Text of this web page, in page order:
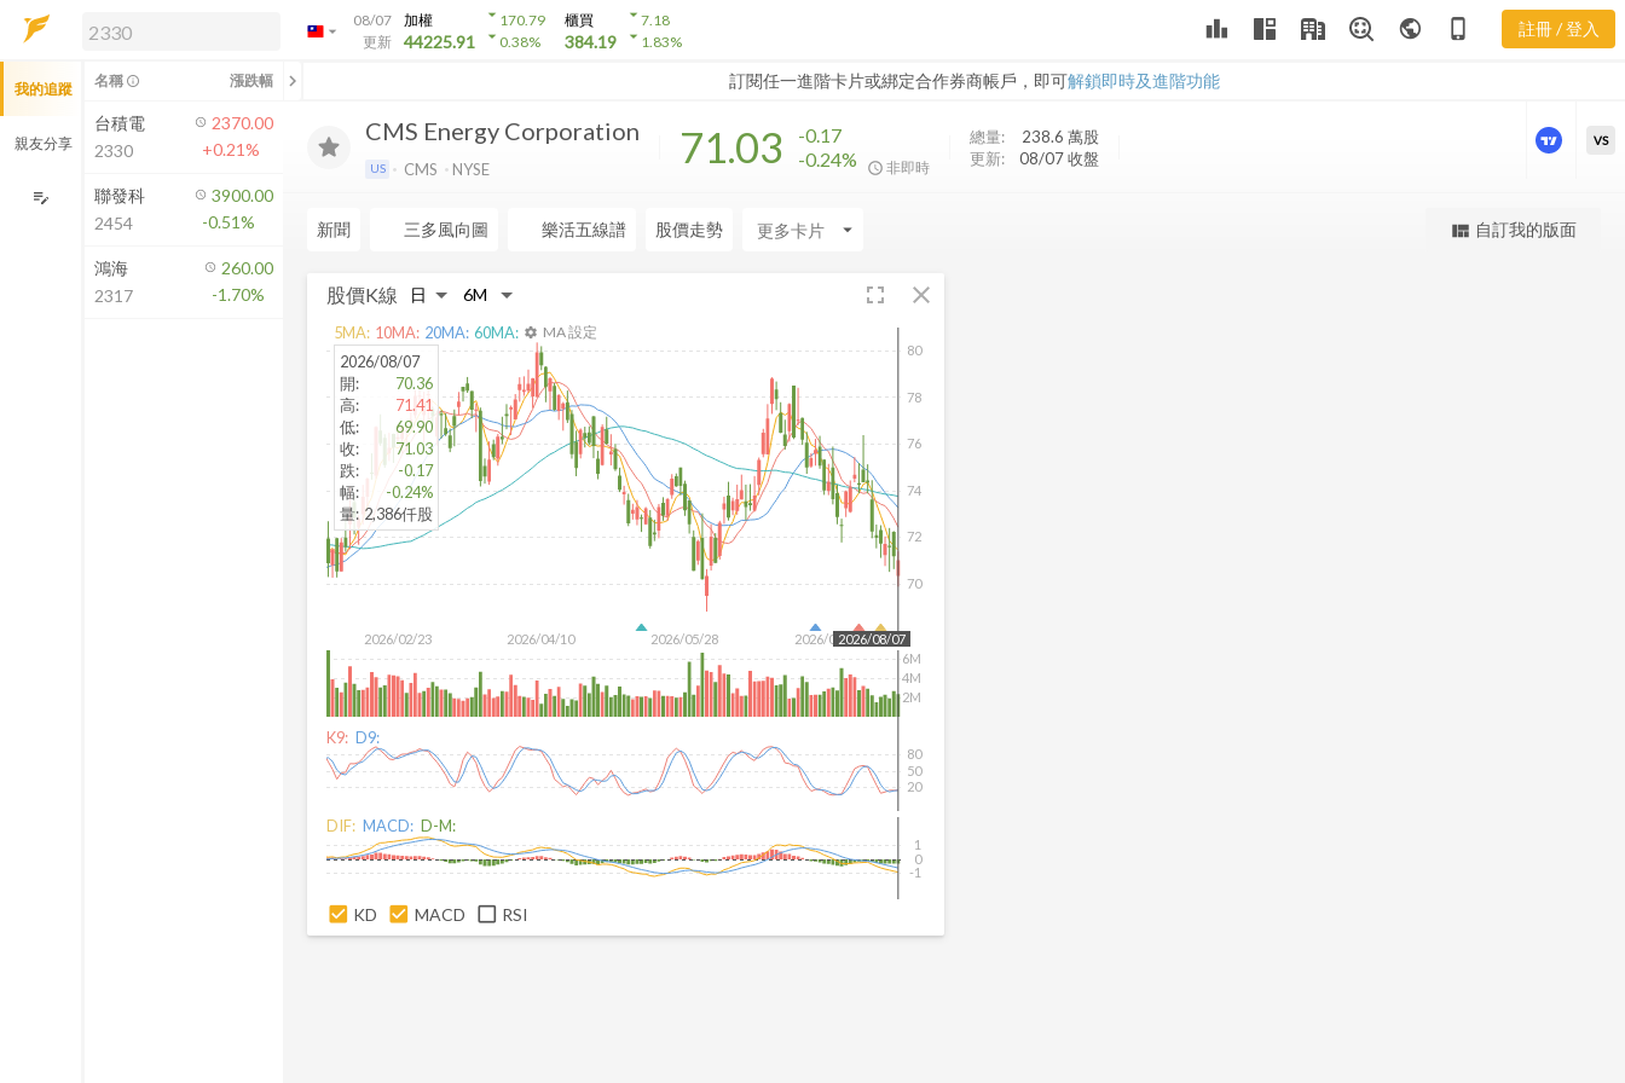
arrow_drop_down
08/07
更新
加權
44225.91
arrow_drop_down170.79
arrow_drop_down0.38%
櫃買
384.19
arrow_drop_down7.18
arrow_drop_down1.83% leaderboard public phone_iphone 註冊 / 登入
訂閱任一進階卡片或綁定合作券商帳戶，即可解鎖即時及進階功能
解鎖即時行情及進階功能
方案」，即可解鎖以下功能：
即時行情
即時市況與排行
成交金額熱力圖
前往方案訂閱
如何綁定合作券商
CMS 股價K線
CMS Energy Corporation
US CMS NYSE 71.03
-0.17
-0.24%
非即時
總量: 238.6 萬股
更新:
08/07 收盤
更強大的進階價量圖表
VS
新聞 三多風向圖 樂活五線譜 股價走勢 arrow_drop_down view_quilt 自訂我的版面
股價K線 fullscreen close
2026/02/23 2026/04/10 2026/05/28 2026/07/16
70
72
74
76
78
80
2026/08/07
2M
4M
6M
2026/08/07
開:
70.36
高:
71.41
低:
69.90
收:
71.03
跌:
-0.17
幅:
-0.24%
量: 2,386仟股
5MA: 10MA: 20MA: 60MA: settings MA 設定
K9: D9:
20
50
80
DIF: MACD: D-M:
-1
0
1
KD MACD RSI
我的追蹤
親友分享
edit_note
名稱 info_outline 漲跌幅 chevron_left
台積電
2330
2370.00
+0.21%
聯發科
2454
3900.00
-0.51%
鴻海
2317
260.00
-1.70%